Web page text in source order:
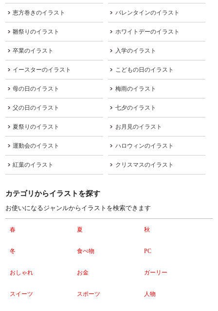
恵方巻きのイラスト バレンタインのイラスト
雛祭りのイラスト ホワイトデーのイラスト
卒業のイラスト 入学のイラスト
イースターのイラスト こどもの日のイラスト
母の日のイラスト 梅雨のイラスト
父の日のイラスト 七夕のイラスト
夏祭りのイラスト お月見のイラスト
運動会のイラスト ハロウィンのイラスト
紅葉のイラスト クリスマスのイラスト
カテゴリからイラストを探す
お使いになるジャンルからイラストを検索できます
春 夏 秋
冬 食べ物 PC
おしゃれ お金 ガーリー
スイーツ スポーツ 人物